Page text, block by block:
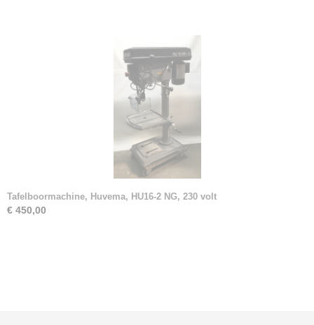
Tafelboormachine, Huvema, HU16-2 NG, 230 volt
€ 450,00